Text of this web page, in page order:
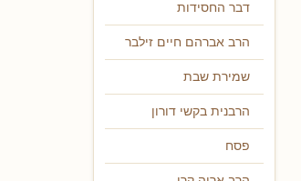
דבר החסידות
הרב אברהם חיים זילבר
שמירת שבת
הרבנית בקשי דורון
פסח